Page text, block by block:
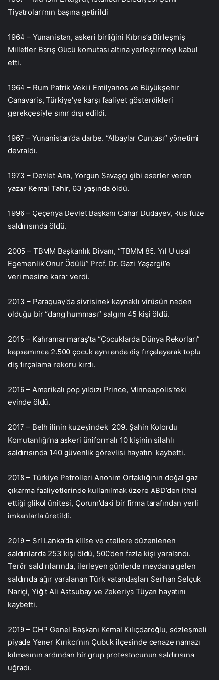
Tiyatroları’nın başına getirildi.
1964 – Yunanistan, askeri birliğini Kıbrıs’a Birleşmiş
Milletler Barış Gücü komutası altına yerleştirmeyi kabul
etti.
1964 – Rum Patrik Vekili Emilyanos ve Büyükşehir
Canavaris, Türkiye’ye karşı faaliyet gösterdikleri
gerekçesiyle sınır dışı edildi.
1967 – Yunanistan’da darbe. “Albaylar Cuntası” yönetimi
devraldı.
1973 – Devlet Ana, Yorgun Savaşçı gibi eserler veren
yazar Kemal Tahir, 63 yaşında öldü.
1996 – Çeçenya Devlet Başkanı Cahar Dudayev, Rus füze
saldırısında öldü.
2005 – TBMM Başkanlık Divanı, “TBMM 85. Yıl Ulusal
Egemenlik Onur Ödülü” Prof. Dr. Gazi Yaşargil’e
verilmesine karar verdi.
2013 – Paraguay’da sivrisinek kaynaklı virüsün neden
olduğu bir “dang humması” salgını 45 kişi öldü.
2015 – Kahramanmaraş’ta “Çocuklarda Dünya Rekorları”
kapsamında 2.500 çocuk aynı anda diş fırçalayarak toplu
diş fırçalama rekoru kırdı.
2016 – Amerikalı pop yıldızı Prince, Minneapolis’teki
evinde öldü.
2017 – Belh ilinin kuzeyindeki 209. Şahin Kolordu
Komutanlığı’na askeri üniformalı 10 kişinin silahlı
saldırısında 140 güvenlik görevlisi hayatını kaybetti.
2018 – Türkiye Petrolleri Anonim Ortaklığının doğal gaz
çıkarma faaliyetlerinde kullanılmak üzere ABD’den ithal
ettiği glikol ünitesi, Çorum’daki bir firma tarafından yerli
imkanlarla üretildi.
2019 – Sri Lanka’da kilise ve otellere düzenlenen
saldırılarda 253 kişi öldü, 500’den fazla kişi yaralandı.
Terör saldırılarında, ilerleyen günlerde meydana gelen
saldırıda ağır yaralanan Türk vatandaşları Serhan Selçuk
Nariçi, Yiğit Ali Astsubay ve Zekeriya Tüyan hayatını
kaybetti.
2019 – CHP Genel Başkanı Kemal Kılıçdaroğlu, sözleşmeli
piyade Yener Kırıkcı’nın Çubuk ilçesinde cenaze namazı
kılmasının ardından bir grup protestocunun saldırısına
uğradı.